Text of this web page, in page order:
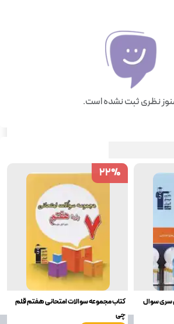
نظری ثبت نشده است.
سری سوال
کتاب مجموعه سوالات امتحانی هفتم قلم
چی
22%
22%